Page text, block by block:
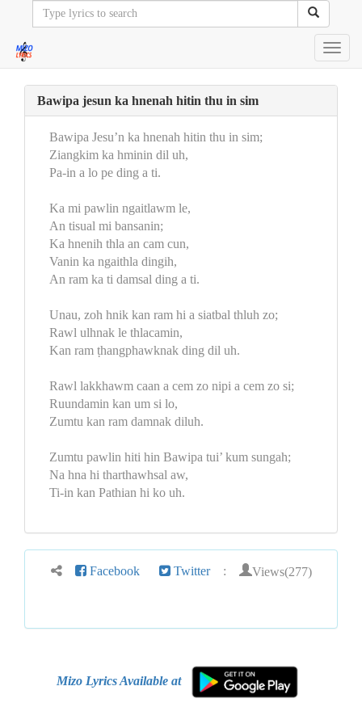
Bawipa jesun ka hnenah hitin thu in sim
Bawipa Jesu’n ka hnenah hitin thu in sim;
Ziangkim ka hminin dil uh,
Pa-in a lo pe ding a ti.
Ka mi pawlin ngaitlawm le,
An tisual mi bansanin;
Ka hnenih thla an cam cun,
Vanin ka ngaithla dingih,
An ram ka ti damsal ding a ti.
Unau, zoh hnik kan ram hi a siatbal thluh zo;
Rawl ulhnak le thlacamin,
Kan ram ṭhangphawknak ding dil uh.
Rawl lakkhawm caan a cem zo nipi a cem zo si;
Ruundamin kan um si lo,
Zumtu kan ram damnak diluh.
Zumtu pawlin hiti hin Bawipa tui’ kum sungah;
Na hna hi tharthawhsal aw,
Ti-in kan Pathian hi ko uh.
Facebook Twitter : Views(277)
Mizo Lyrics Available at